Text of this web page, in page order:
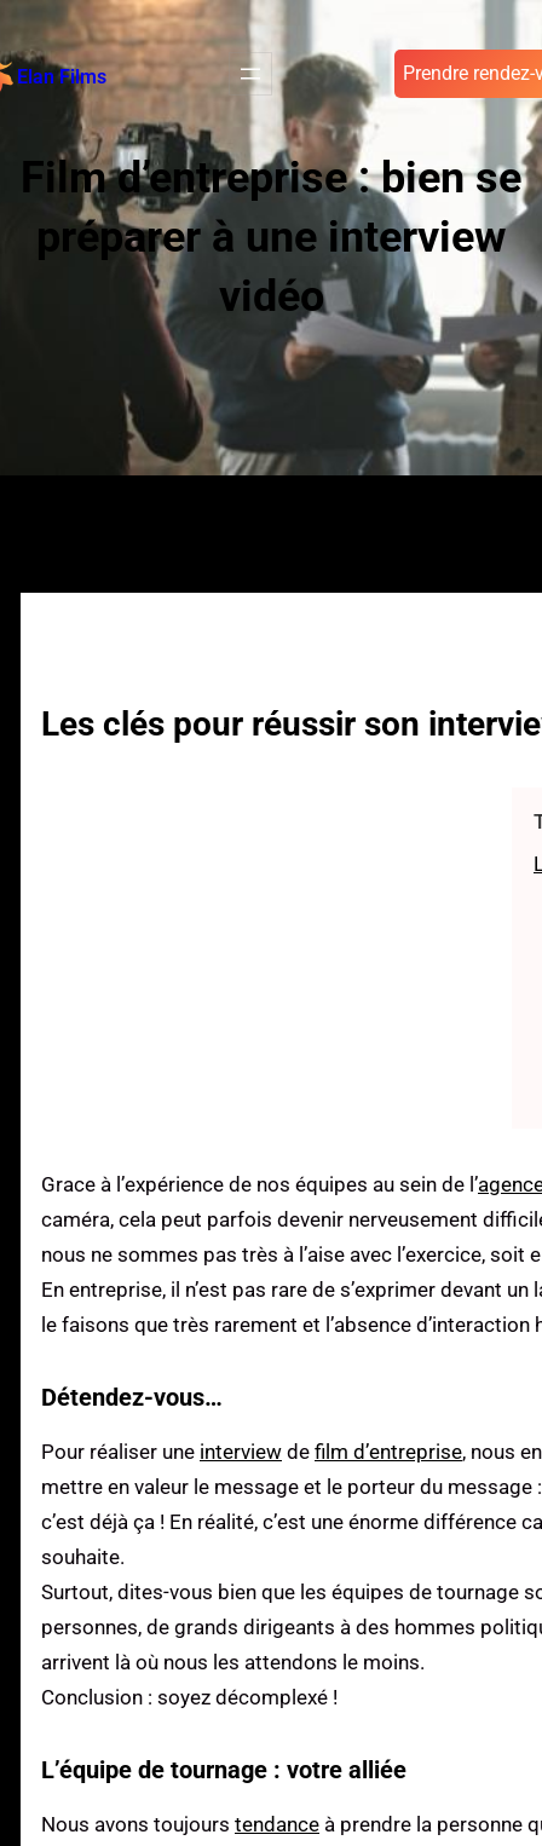
Elan Films Prendre rendez-
Film d’entreprise : bien se
préparer à une interview
vidéo
Les clés pour réussir son
Grace à l’expérience de nos équipes au sein de l’
caméra, cela peut parfois devenir nerveusement
nous ne sommes pas très à l’aise avec l’exercice,
En entreprise, il n’est pas rare de s’exprimer devant
le faisons que très rarement et l’absence
Détendez-vous…
Pour réaliser une interview de film d’entreprise, nous
mettre en valeur le message et le porteur du message
c’est déjà ça ! En réalité, c’est une énorme différence
souhaite.
Surtout, dites-vous bien que les équipes de tournage
personnes, de grands dirigeants à des hommes
arrivent là où nous les attendons le moins.
Conclusion : soyez décomplexé !
L’équipe de tournage : votre alliée
Nous avons toujours tendance à prendre la personne